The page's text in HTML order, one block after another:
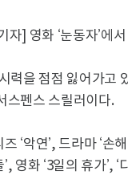
자] 영화 ‘눈동자’에
력을 점점 잃어가
스펜스 스릴러이다.
‘악연’, 드라마 ‘손
영화 ‘3일의 휴가’,